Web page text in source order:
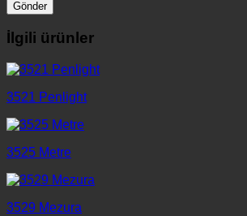
İlgili ürünler
3521 Penlight
3525 Metre
3529 Mezura